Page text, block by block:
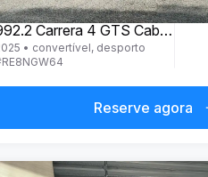
992.2 Carrera 4 GTS Cabrio '25
• convertível, desporto
RE8NGW64
Reserve agora